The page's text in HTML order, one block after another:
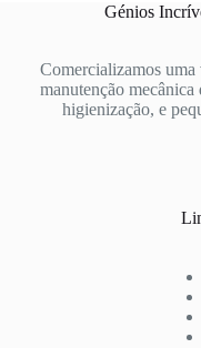
Génios
Comercializamos uma
manutenção
higienização, e